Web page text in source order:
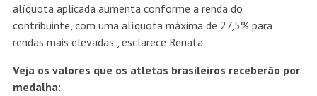
alíquota aplicada aumenta conforme a renda do
contribuinte, com uma alíquota máxima de 27,5% para
rendas mais elevadas”, esclarece Renata.
Veja os valores que os atletas brasileiros receberão por
medalha: